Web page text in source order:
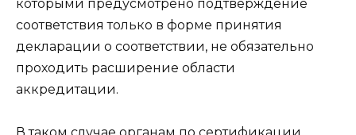
которыми предусмотрено подтверждение
соответствия только в форме принятия
декларации о соответствии, не обязательно
проходить расширение области
аккредитации.